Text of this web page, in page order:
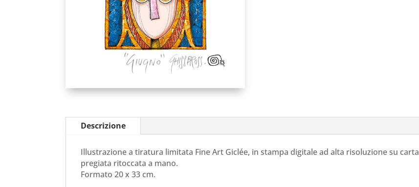
Descrizione
Illustrazione a tiratura limitata Fine Art Giclée, in stampa digitale ad alta risoluzione su carta
pregiata ritoccata a mano.
Formato 20 x 33 cm.